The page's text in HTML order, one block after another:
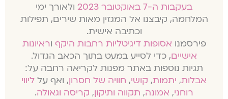
בעקבות ה-7 באוקטובר 2023
ולאורך ימי
המלחמה, קיבצנו אל המגזין מאות שירים, תפילות
וכתיבה אישית.
פירסמנו אסופות דיגיטליות רחבות היקףוראיונות
אישיים, כדי לסייע במעט בתוך הכאב הגדול.
תגיות נוספות באתר מפנות לקריאה רחבה על:
אבלות, יתמות, קושי, חוויה של חסרון, ואף על ליווי
רוחני, אמונה, תקווה ותיקון, קריסה וגאולה.